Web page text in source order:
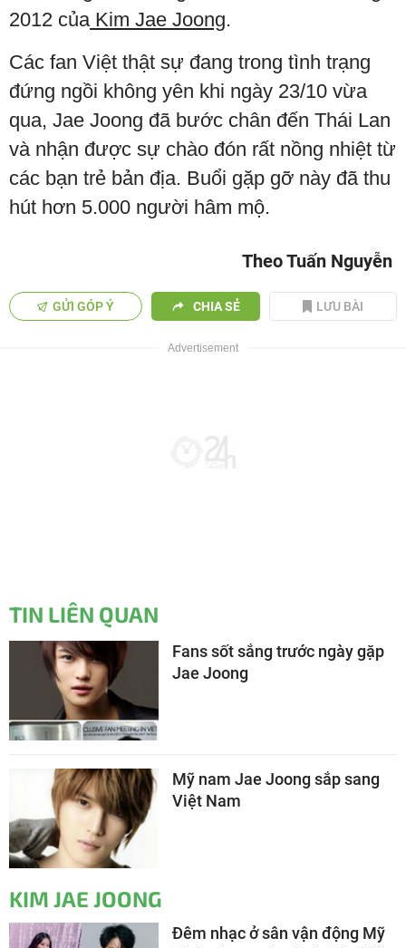
2012 củaKim Jae Joong.
Các fan Việt thật sự đang trong tình trạng
đứng ngồi không yên khi ngày 23/10 vừa
qua, Jae Joong đã bước chân đến Thái Lan
và nhận được sự chào đón rất nồng nhiệt từ
các bạn trẻ bản địa. Buổi gặp gỡ này đã thu
hút hơn 5.000 người hâm mộ.
Theo Tuấn Nguyễn
GỬI GÓP Ý CHIA SẺ LƯU BÀI
TIN LIÊN QUAN
Fans sốt sắng trước ngày gặp
Jae Joong
Mỹ nam Jae Joong sắp sang
Việt Nam
KIM JAE JOONG
Đêm nhạc ở sân vận động Mỹ